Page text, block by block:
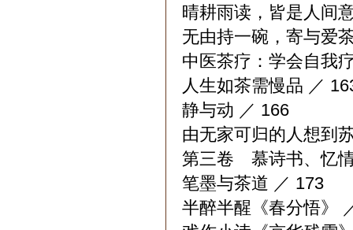
晴耕雨读，皆是人间
无由持一碗，寄与爱
中医茶疗：学会自我
人生如茶需慢品 ／
静与动 ／ 166
由无家可归的人想到
第三卷 慕诗书、忆
笔墨与茶道 ／ 173
半醉半醒《春分悟》